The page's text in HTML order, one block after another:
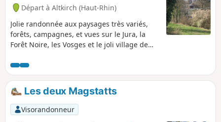
Départ à Altkirch (Haut-Rhin)
Jolie randonnée aux paysages très variés,
forêts, campagnes, et vues sur le Jura, la
Forêt Noire, les Vosges et le joli village de
Les deux Magstatts
Visorandonneur